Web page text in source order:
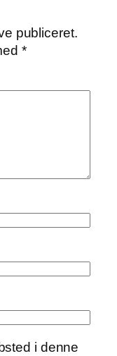
publiceret.
*
i denne